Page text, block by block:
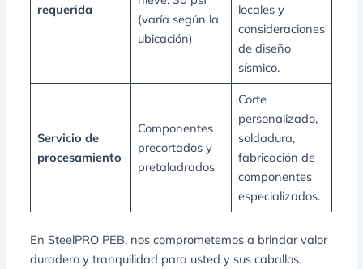
requerida
(varía según la
ubicación)
locales y
consideraciones
de diseño
sísmico.
Servicio de
procesamiento
Componentes
precortados y
pretaladrados
Corte
personalizado,
soldadura,
fabricación de
componentes
especializados.
En SteelPRO PEB, nos comprometemos a brindar valor
duradero y tranquilidad para usted y sus caballos.